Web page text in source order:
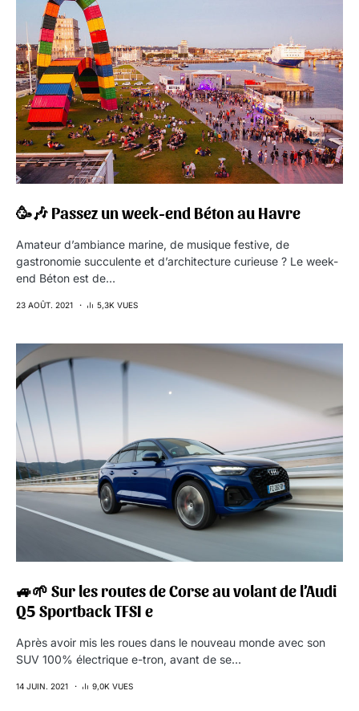
🥳🎶 Passez un week-end Béton au Havre
Amateur d’ambiance marine, de musique festive, de
gastronomie succulente et d’architecture curieuse ? Le week-
end Béton est de…
23 AOÛT. 2021 5,3K VUES
🚙🌱 Sur les routes de Corse au volant de l’Audi
Q5 Sportback TFSI e
Après avoir mis les roues dans le nouveau monde avec son
SUV 100% électrique e-tron, avant de se…
14 JUIN. 2021 9,0K VUES